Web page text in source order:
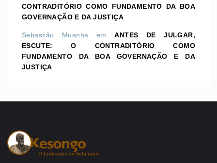
CONTRADITÓRIO COMO FUNDAMENTO DA BOA
GOVERNAÇÃO E DA JUSTIÇA
Sebastião Muanha emANTES DE JULGAR,
ESCUTE: O CONTRADITÓRIO COMO
FUNDAMENTO DA BOA GOVERNAÇÃO E DA
JUSTIÇA